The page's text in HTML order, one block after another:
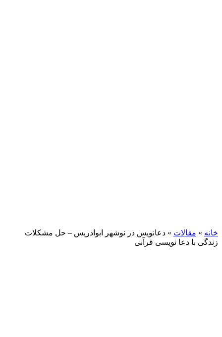
خانه » مقالات » دعانویس در نوشهر ابوادریس – حل مشکلات
زندگی با دعا نویسی قرآنی